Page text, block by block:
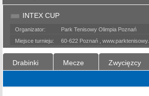
INTEX CUP
Organizator:
Park Tenisowy Olimpia Poznań
Miejsce turnieju:
60-622 Poznań ,
Drabinki Mecze Zwycięzcy